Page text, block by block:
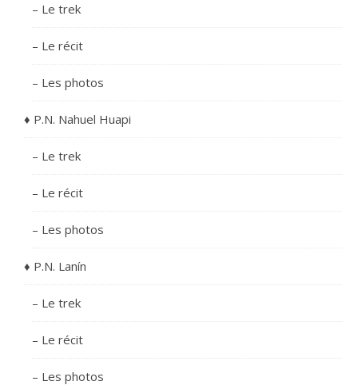
– Le trek
– Le récit
– Les photos
♦ P.N. Nahuel Huapi
– Le trek
– Le récit
– Les photos
♦ P.N. Lanín
– Le trek
– Le récit
– Les photos